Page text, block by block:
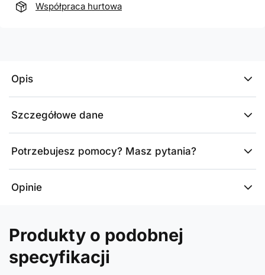
Współpraca hurtowa
Opis
Szczegółowe dane
Potrzebujesz pomocy? Masz pytania?
Opinie
Produkty o podobnej
specyfikacji